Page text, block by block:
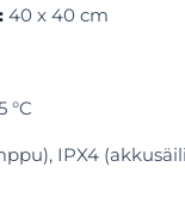
40 x 40 cm
°C
IPX4